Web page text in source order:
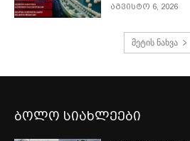
აგვისტო 6, 2026
მეტის ნახვა
ბოლო სიახლეები